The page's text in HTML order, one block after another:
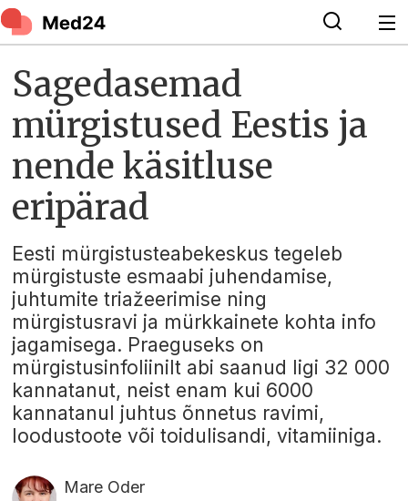
Sagedasemad
mürgistused Eestis ja
nende käsitluse
eripärad
Eesti mürgistusteabekeskus tegeleb
mürgistuste esmaabi juhendamise,
juhtumite triažeerimise ning
mürgistusravi ja mürkkainete kohta info
jagamisega. Praeguseks on
mürgistusinfoliinilt abi saanud ligi 32 000
kannatanut, neist enam kui 6000
kannatanul juhtus õnnetus ravimi,
loodustoote või toidulisandi, vitamiiniga.
Mare Oder